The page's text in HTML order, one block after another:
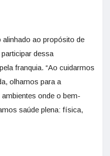
ao propósito de
dessa
franquia. “Ao cuidarmos
olhamos para a
onde o bem-
saúde plena: física,